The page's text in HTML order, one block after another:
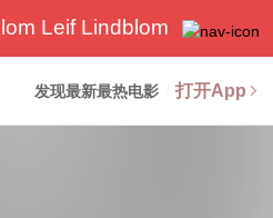
Leif Lindblom
发现最新最热电影 打开App